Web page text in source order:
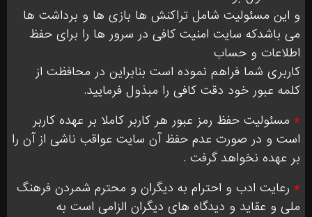
و این مسئولیت شامل تراکنش ها بازی ها و برداشت ها
می باشدکه سایت امنیت کافی در سرور ها را برای حفظ
اطلاعات و حساب
کاربری شما فراهم نموده است بنابراین در محافظت از
کلمه عبور خود دقت کافی را مبذول فرمایید.
* مسئولیت حفظ رمز عبور هر کاربر کاملا بر عهده کاربر
است و در صورت عدم حفظ آن سایت عواقب ناشی از آن را
بر عهده نخواهد گرفت .
* رعایت ادب و احترام به دیگران و محترم شمردن فرهنگ
ملی و عقاید و دیدگاه های دیگران الزامی است به